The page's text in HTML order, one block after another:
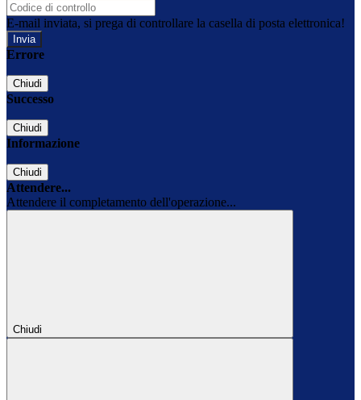
E-mail inviata, si prega di controllare la casella di posta elettronica!
Errore
Chiudi
Successo
Chiudi
Informazione
Chiudi
Attendere...
Attendere il completamento dell'operazione...
Chiudi